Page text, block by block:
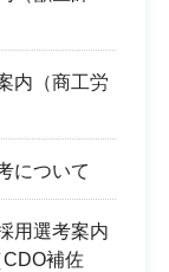
内（商工労
について
用選考案内
CDO補佐